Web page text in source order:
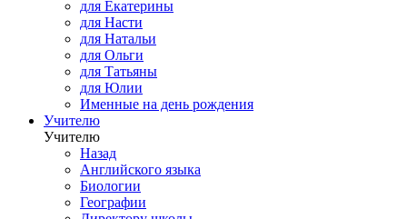
для Екатерины
для Насти
для Натальи
для Ольги
для Татьяны
для Юлии
Именные на день рождения
Учителю
Учителю
Назад
Английского языка
Биологии
Географии